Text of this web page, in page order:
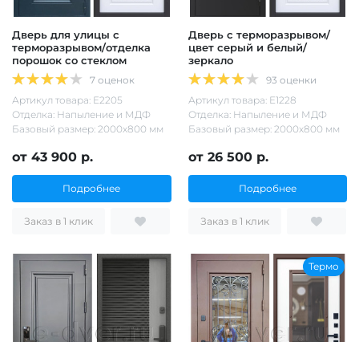
Дверь для улицы с
терморазрывом/отделка
порошок со стеклом
7 оценок
Артикул товара: Е2205
Отделка: Напыление и МДФ
Базовый размер: 2000х800 мм
от 43 900 р.
Подробнее
Заказ в 1 клик
Дверь с терморазрывом/
цвет серый и белый/
зеркало
93 оценки
Артикул товара: Е1228
Отделка: Напыление и МДФ
Базовый размер: 2000х800 мм
от 26 500 р.
Подробнее
Заказ в 1 клик
Термо